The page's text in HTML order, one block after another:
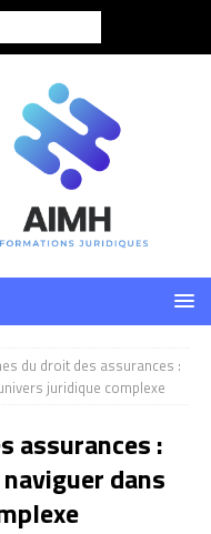
du droit des assurances :
juridique complexe
assurances :
dans